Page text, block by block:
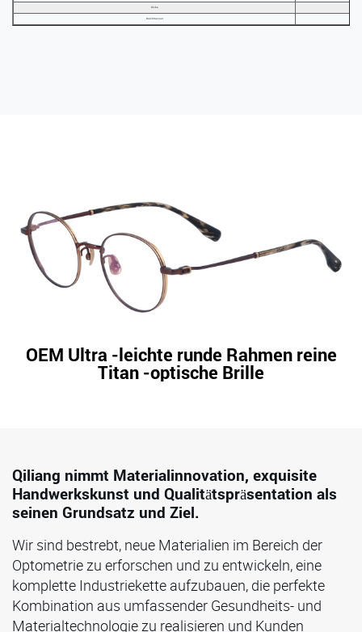
Dicke
Durchmesser
OEM Ultra -leichte runde Rahmen reine
Titan -optische Brille
Qiliang nimmt Materialinnovation, exquisite
Handwerkskunst und Qualitätspräsentation als
seinen Grundsatz und Ziel.
Wir sind bestrebt, neue Materialien im Bereich der
Optometrie zu erforschen und zu entwickeln, eine
komplette Industriekette aufzubauen, die perfekte
Kombination aus umfassender Gesundheits- und
Materialtechnologie zu realisieren und Kunden